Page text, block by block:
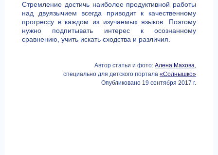
Стремление достичь наиболее продуктивной работы
над двуязычием всегда приводит к качественному
прогрессу в каждом из изучаемых языков. Поэтому
нужно подпитывать интерес к осознанному
сравнению, учить искать сходства и различия.
Автор статьи и фото:Алена Махова,
специально для детского портала«Солнышко»
Опубликовано 19 сентября 2017 г.